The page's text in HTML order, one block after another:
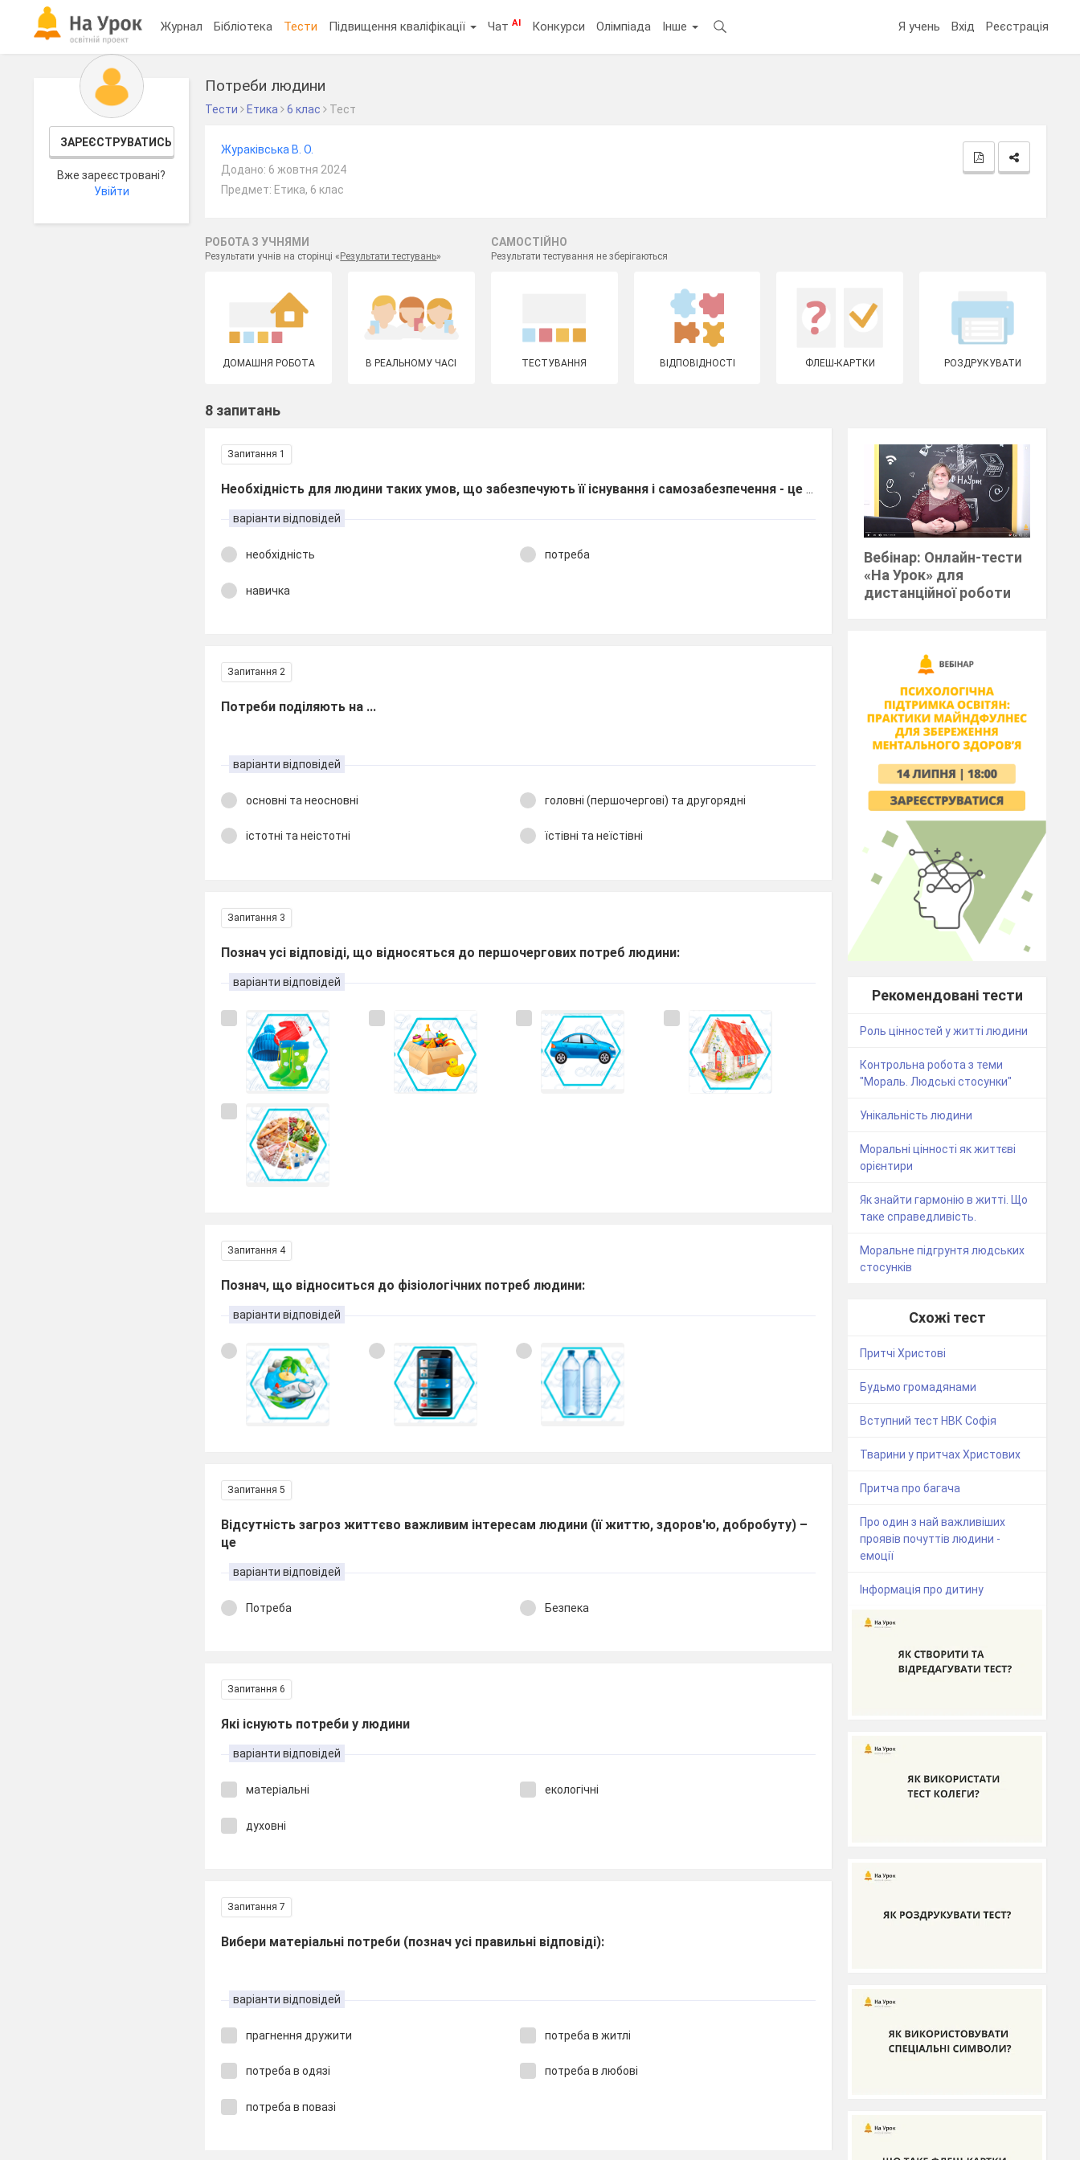
Журнал Бібліотека Тести Підвищення кваліфікації ЧатAI Конкурси Олімпіада Інше Я учень Вхід Реєстрація
ЗАРЕЄСТРУВАТИСЬ
Вже зареєстровані?
Увійти
Потреби людини
Тести Етика 6 клас Тест
Жураківська В. О.
Додано: 6 жовтня 2024
Предмет: Етика, 6 клас
РОБОТА З УЧНЯМИ
Результати учнів на сторінці « Результати тестувань»
САМОСТІЙНО
Результати тестування не зберігаються
ДОМАШНЯ РОБОТА В РЕАЛЬНОМУ ЧАСІ ТЕСТУВАННЯ ВІДПОВІДНОСТІ ФЛЕШ-КАРТКИ РОЗДРУКУВАТИ
8 запитань
Запитання 1
Необхідність для людини таких умов, що забезпечують її існування і самозабезпечення - це ...
варіанти відповідей
необхідність потреба
навичка
Запитання 2
Потреби поділяють на ...
варіанти відповідей
основні та неосновні головні (першочергові) та другорядні
істотні та неістотні їстівні та неїстівні
Запитання 3
Познач усі відповіді, що відносяться до першочергових потреб людини:
варіанти відповідей
Запитання 4
Познач, що відноситься до фізіологічних потреб людини:
варіанти відповідей
Запитання 5
Відсутність загроз життєво важливим інтересам людини (її життю, здоров'ю, добробуту) –
це
варіанти відповідей
Потреба Безпека
Запитання 6
Які існують потреби у людини
варіанти відповідей
матеріальні екологічні
духовні
Запитання 7
Вибери матеріальні потреби (познач усі правильні відповіді):
варіанти відповідей
прагнення дружити потреба в житлі
потреба в одязі потреба в любові
потреба в повазі
Вебінар: Онлайн-тести
«На Урок» для
дистанційної роботи
Рекомендовані тести
Роль цінностей у житті людини
Контрольна робота з теми
"Мораль. Людські стосунки"
Унікальність людини
Моральні цінності як життєві
орієнтири
Як знайти гармонію в житті. Що
таке справедливість.
Моральне підгрунтя людських
стосунків
Схожі тест
Притчі Христові
Будьмо громадянами
Вступний тест НВК Софія
Тварини у притчах Христових
Притча про багача
Про один з най важливіших
проявів почуттів людини -
емоції
Інформація про дитину